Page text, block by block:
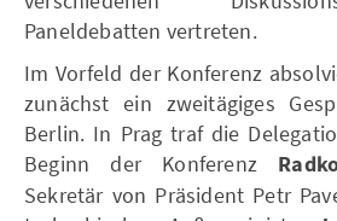
Paneldebatten vertreten.
Im Vorfeld der Konferenz
zunächst ein zweitägiges
Berlin. In Prag traf die
Beginn der Konferenz
Sekretär von Präsident Petr